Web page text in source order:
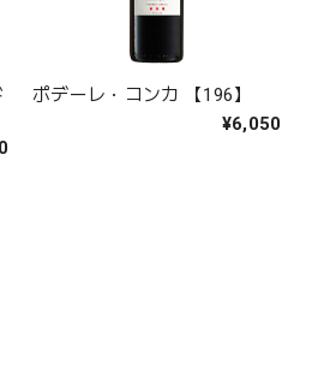
ポデーレ・コンカ 【196】
¥6,050